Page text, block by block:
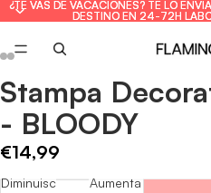
¿TE VAS DE VACACIONES? TE LO
DESTINO EN 24-72H
¿TE VAS DE VACACIONES? TE LO
DESTINO EN 24-72H
Apri
immagine
a
schermo
intero
Apri
immagine
a
schermo
intero
Apri
immagine
a
schermo
intero
Apri
immagine
a
schermo
intero
Apri
immagine
a
schermo
intero
Apri
immagine
a
schermo
intero
Apri
immagine
a
schermo
intero
Apri
immagine
a
schermo
intero
Stampa
- BLOODY
€14,99
Diminuisci
Aumenta